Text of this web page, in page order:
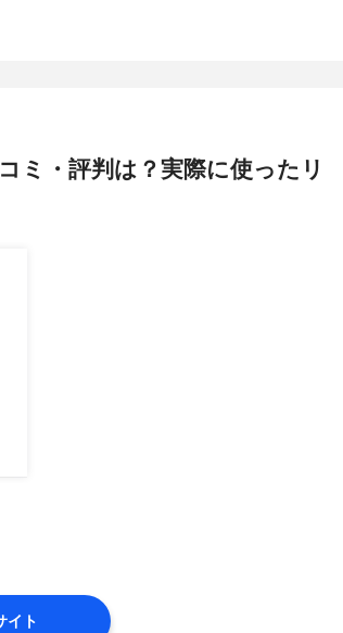
ミ・評判は？実際に使ったリ
イト